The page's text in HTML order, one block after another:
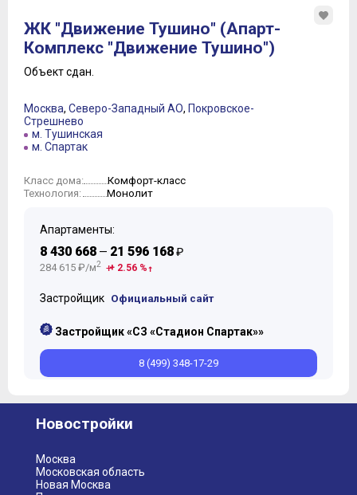
3
4
5
8
9
ЖК "Движение Тушино" (Апарт-
Комплекс "Движение Тушино")
Объект сдан.
Москва, Северо-Западный АО, Покровское-
Стрешнево
м. Тушинская
м. Спартак
Класс дома: Комфорт-класс
Технология: Монолит
Апартаменты:
8 430 668 — 21 596 168₽
284 615 ₽/м2 + 2.56 %
Застройщик Официальный сайт
Застройщик «СЗ «Стадион Спартак»»
8 (499) 348-17-29
Новостройки
Москва
Московская область
Новая Москва